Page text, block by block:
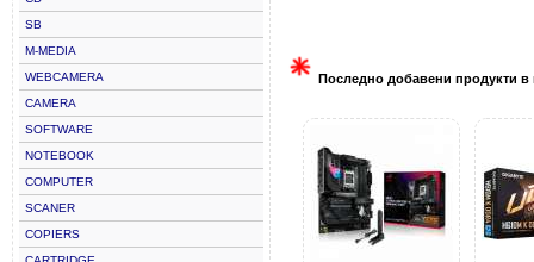
SB
M-MEDIA
WEBCAMERA
CAMERA
SOFTWARE
NOTEBOOK
COMPUTER
SCANER
COPIERS
Последно добавени продукти в